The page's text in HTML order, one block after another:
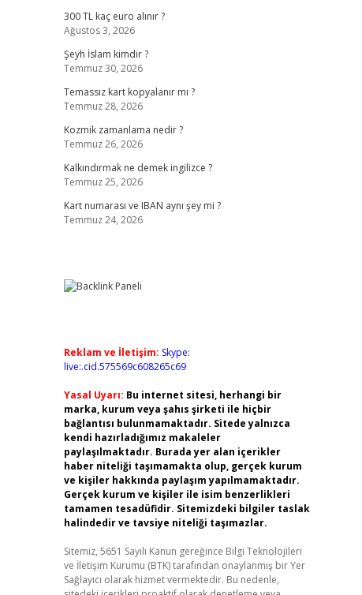
300 TL kaç euro alınır ?
Ağustos 3, 2026
Şeyh İslam kimdir ?
Temmuz 30, 2026
Temassız kart kopyalanır mı ?
Temmuz 28, 2026
Kozmik zamanlama nedir ?
Temmuz 26, 2026
Kalkındırmak ne demek ingilizce ?
Temmuz 25, 2026
Kart numarası ve IBAN aynı şey mi ?
Temmuz 24, 2026
Reklam ve İletişim: Skype:
live:.cid.575569c608265c69
Yasal Uyarı: Bu internet sitesi, herhangi bir
marka, kurum veya şahıs şirketi ile hiçbir
bağlantısı bulunmamaktadır. Sitede yalnızca
kendi hazırladığımız makaleler
paylaşılmaktadır. Burada yer alan içerikler
haber niteliği taşımamakta olup, gerçek kurum
ve kişiler hakkında paylaşım yapılmamaktadır.
Gerçek kurum ve kişiler ile isim benzerlikleri
tamamen tesadüfidir. Sitemizdeki bilgiler taslak
halindedir ve tavsiye niteliği taşımazlar.
Sitemiz, 5651 Sayılı Kanun gereğince Bilgi Teknolojileri
ve İletişim Kurumu (BTK) tarafından onaylanmış bir Yer
Sağlayıcı olarak hizmet vermektedir. Bu nedenle,